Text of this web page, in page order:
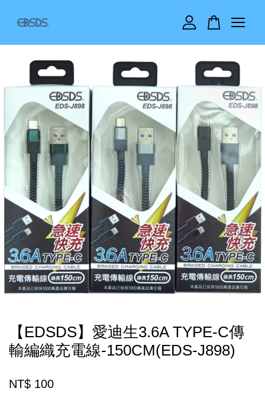
【EDSDS】愛迪生3.6A TYPE-C傳
輸編織充電線-150CM(EDS-J898)
NT$ 100
您的購物車目前還是空的。
繼續購物